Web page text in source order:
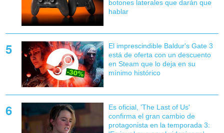
botones laterales que darán que
hablar
El imprescindible Baldur's Gate 3
está de oferta con un descuento
en Steam que lo deja en su
mínimo histórico
Es oficial, 'The Last of Us'
confirma el gran cambio de
protagonista en la temporada 3: